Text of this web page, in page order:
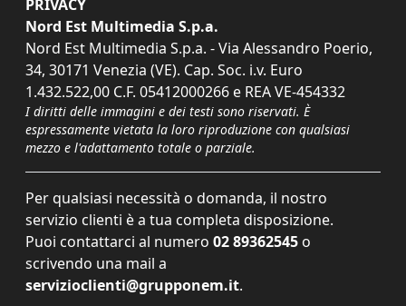
PRIVACY
Nord Est Multimedia S.p.a.
Nord Est Multimedia S.p.a. - Via Alessandro Poerio,
34, 30171 Venezia (VE). Cap. Soc. i.v. Euro
1.432.522,00 C.F. 05412000266 e REA VE-454332
I diritti delle immagini e dei testi sono riservati. È
espressamente vietata la loro riproduzione con qualsiasi
mezzo e l'adattamento totale o parziale.
Per qualsiasi necessità o domanda, il nostro
servizio clienti è a tua completa disposizione.
Puoi contattarci al numero 02 89362545 o
scrivendo una mail a
servizioclienti@grupponem.it.